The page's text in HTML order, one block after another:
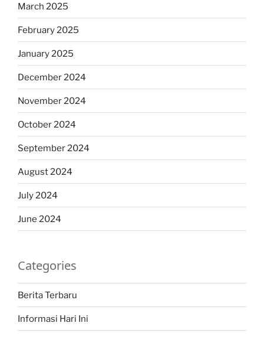
March 2025
February 2025
January 2025
December 2024
November 2024
October 2024
September 2024
August 2024
July 2024
June 2024
Categories
Berita Terbaru
Informasi Hari Ini